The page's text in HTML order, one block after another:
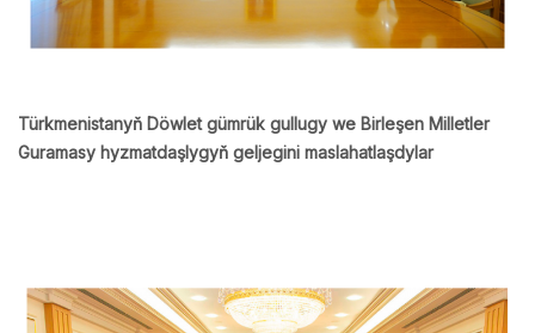
Türkmenistanyň Döwlet gümrük gullugy we Birleşen Milletler
Guramasy hyzmatdaşlygyň geljegini maslahatlaşdylar